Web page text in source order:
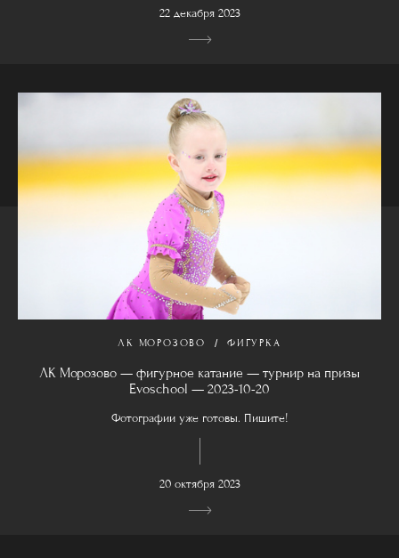
22 декабря 2023
ЛК МОРОЗОВО ФИГУРКА
ЛК Морозово — фигурное катание — турнир на призы
Evoschool — 2023-10-20
Фотографии уже готовы. Пишите!
20 октября 2023